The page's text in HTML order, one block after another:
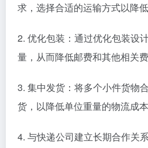
求，选择合适的运输方式以降低
2. 优化包装：通过优化包装设
量，从而降低邮费和其他相关费
3. 集中发货：将多个小件货物
货，以降低单位重量的物流成本
4. 与快递公司建立长期合作关